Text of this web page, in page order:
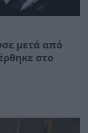
μετά από
στο